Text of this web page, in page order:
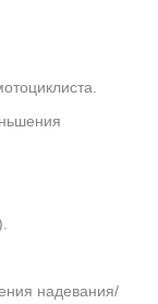
надевания/